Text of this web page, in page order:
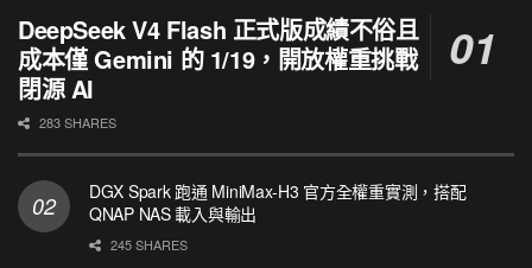
DeepSeek V4 Flash 正式版成績不俗且
成本僅 Gemini 的 1/19，開放權重挑戰
閉源 AI
283 SHARES
DGX Spark 跑通 MiniMax-H3 官方全權重實測，搭配
QNAP NAS 載入與輸出
245 SHARES